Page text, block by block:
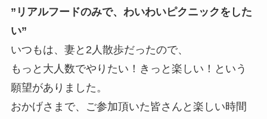
”リアルフードのみで、わいわいピクニックをした
い”
いつもは、妻と2人散歩だったので、
もっと大人数でやりたい！きっと楽しい！という
願望がありました。
おかげさまで、ご参加頂いた皆さんと楽しい時間